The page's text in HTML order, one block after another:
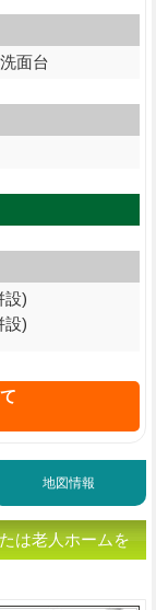
面台
設)
設)
地図情報
は老人ホームを